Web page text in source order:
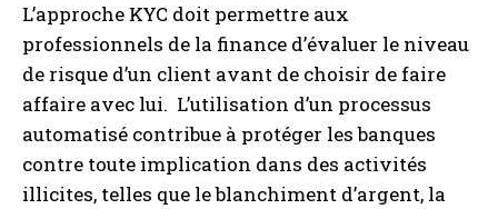
L’approche KYC doit permettre aux
professionnels de la finance d’évaluer le niveau
de risque d’un client avant de choisir de faire
affaire avec lui. L’utilisation d’un processus
automatisé contribue à protéger les banques
contre toute implication dans des activités
illicites, telles que le blanchiment d’argent, la